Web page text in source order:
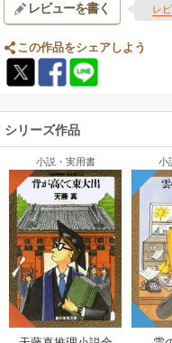
レビューを書く レ
この作品をシェアしよう
シリーズ作品
小説・実用書 小